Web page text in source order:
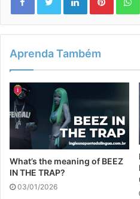
Aprenda Também
What’s the meaning of BEEZ
IN THE TRAP?
03/01/2026